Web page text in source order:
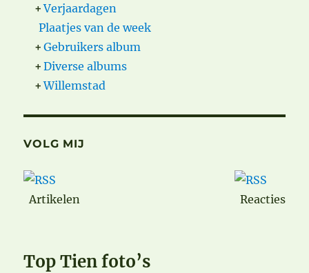
+ Verjaardagen
Plaatjes van de week
+ Gebruikers album
+ Diverse albums
+ Willemstad
VOLG MIJ
Artikelen Reacties
Top Tien foto’s